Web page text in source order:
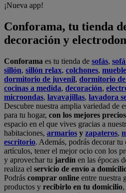
¡Nueva app!
Conforama, tu tienda
decoración y
Conforama es tu tienda de sofás,
sillón, sillón relax, colchones,
dormitorio de juvenil, dormitorio
cocinas a medida, decoración,
microondas, lavavajillas, lavadora
Descubre nuestra amplia variedad de
para tu hogar, con los mejores
espacio en el que vives gracias a
habitaciones, armarios y zapateros,
escritorio. Además, podrás decorar
artículos, tener el mejor ocio con los
y aprovechar tu jardín en las épocas
realiza el servicio de envío a
Podrás comprar online entre nuestra
productos y recibirlo en tu domicilio